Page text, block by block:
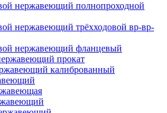
нержавеющий полнопроходной
нержавеющий трёхходовой вр-вр-
нержавеющий фланцевый
прокат
калиброванный